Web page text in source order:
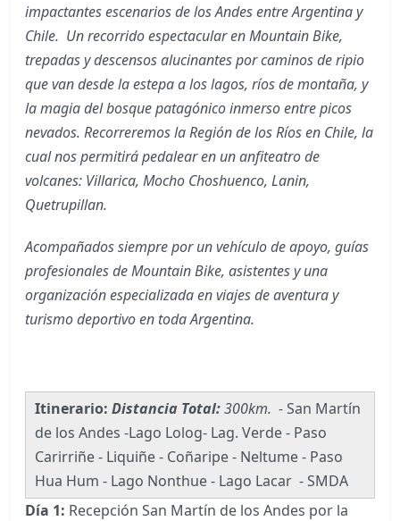
impactantes escenarios de los Andes entre Argentina y
Chile. Un recorrido espectacular en Mountain Bike,
trepadas y descensos alucinantes por caminos de ripio
que van desde la estepa a los lagos, ríos de montaña, y
la magia del bosque patagónico inmerso entre picos
nevados. Recorreremos la Región de los Ríos en Chile, la
cual nos permitirá pedalear en un anfiteatro de
volcanes: Villarica, Mocho Choshuenco, Lanin,
Quetrupillan.
Acompañados siempre por un vehículo de apoyo, guías
profesionales de Mountain Bike, asistentes y una
organización especializada en viajes de aventura y
turismo deportivo en toda Argentina.
Itinerario: Distancia Total:300km. -San Martín
de los Andes -Lago Lolog- Lag. Verde - Paso
Carirriñe - Liquiñe - Coñaripe - Neltume - Paso
Hua Hum - Lago Nonthue - Lago Lacar - SMDA
Día 1: Recepción San Martín de los Andes por la